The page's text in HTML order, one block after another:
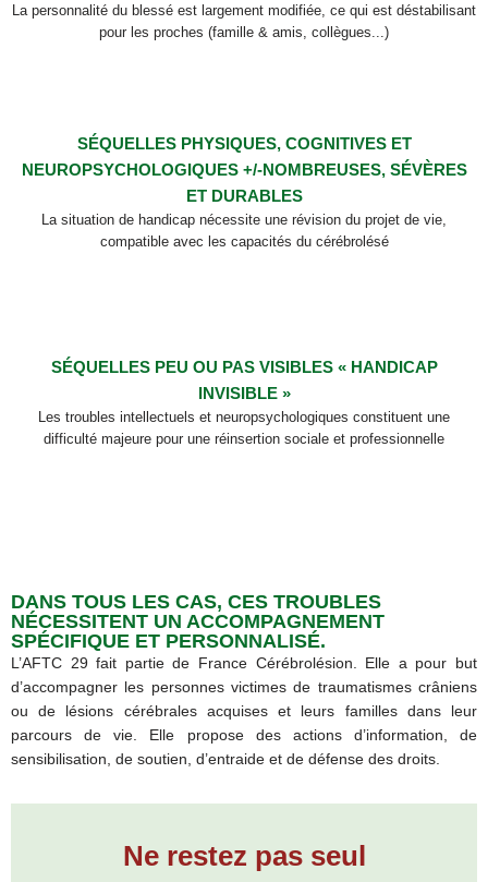
La personnalité du blessé est largement modifiée, ce qui est déstabilisant
pour les proches (famille & amis, collègues...)
SÉQUELLES PHYSIQUES, COGNITIVES ET
NEUROPSYCHOLOGIQUES +/-NOMBREUSES, SÉVÈRES
ET DURABLES
La situation de handicap nécessite une révision du projet de vie,
compatible avec les capacités du cérébrolésé
SÉQUELLES PEU OU PAS VISIBLES « HANDICAP
INVISIBLE »
Les troubles intellectuels et neuropsychologiques constituent une
difficulté majeure pour une réinsertion sociale et professionnelle
DANS TOUS LES CAS, CES TROUBLES
NÉCESSITENT UN ACCOMPAGNEMENT
SPÉCIFIQUE ET PERSONNALISÉ.
L’AFTC 29 fait partie de France Cérébrolésion. Elle a pour but
d’accompagner les personnes victimes de traumatismes crâniens
ou de lésions cérébrales acquises et leurs familles dans leur
parcours de vie. Elle propose des actions d’information, de
sensibilisation, de soutien, d’entraide et de défense des droits.
Ne restez pas seul